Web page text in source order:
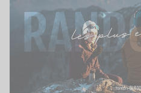
CARTE CADEAU